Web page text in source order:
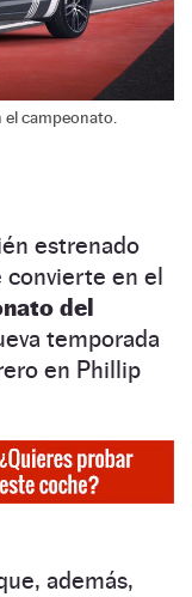
el campeonato.
estrenado
convierte en el
del
temporada
en Phillip
además,